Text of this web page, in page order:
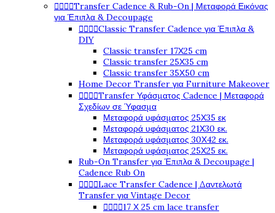
Transfer Cadence & Rub-On | Μεταφορά Εικόνας
για Έπιπλα & Decoupage
Classic Transfer Cadence για Έπιπλα &
DIY
Classic transfer 17Χ25 cm
Classic transfer 25Χ35 cm
Classic transfer 35Χ50 cm
Home Decor Transfer για Furniture Makeover
Transfer Υφάσματος Cadence | Μεταφορά
Σχεδίων σε Ύφασμα
Μεταφορά υφάσματος 25Χ35 εκ
Μεταφορά υφάσματος 21Χ30 εκ.
Μεταφορά υφάσματος 30Χ42 εκ.
Μεταφορά υφάσματος 25Χ25 εκ.
Rub-On Transfer για Έπιπλα & Decoupage |
Cadence Rub On
Lace Transfer Cadence | Δαντελωτά
Transfer για Vintage Decor
17 Χ 25 cm lace transfer